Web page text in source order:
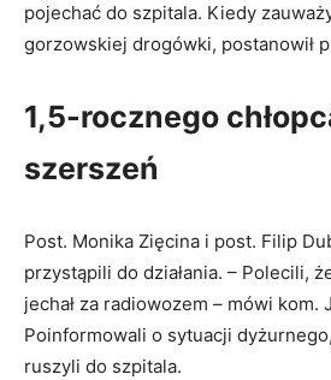
pojechać do szpitala. Kiedy
gorzowskiej drogówki, postanowił
1,5-rocznego
szerszeń
Post. Monika Zięcina i post. Filip
przystąpili do działania. – Polecili,
jechał za radiowozem – mówi kom.
Poinformowali o sytuacji
ruszyli do szpitala.